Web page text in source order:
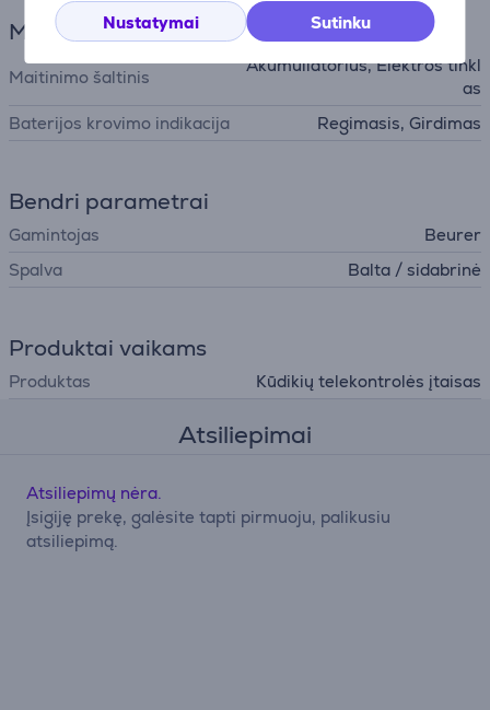
Nustatymai Sutinku
Maitinimas
Maitinimo šaltinis
Akumuliatorius, Elektros tinkl
as
Baterijos krovimo indikacija
Regimasis, Girdimas
Bendri parametrai
Gamintojas
Beurer
Spalva
Balta / sidabrinė
Produktai vaikams
Produktas Kūdikių telekontrolės įtaisas
Atsiliepimai
Atsiliepimų nėra.
Įsigiję prekę, galėsite tapti pirmuoju, palikusiu
atsiliepimą.